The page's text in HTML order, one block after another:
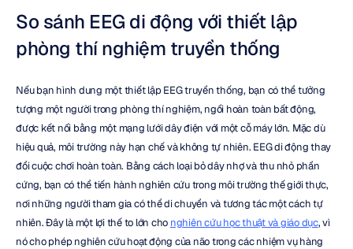
So sánh EEG di động với thiết lập
phòng thí nghiệm truyền thống
Nếu bạn hình dung một thiết lập EEG truyền thống, bạn có thể tưởng
tượng một người trong phòng thí nghiệm, ngồi hoàn toàn bất động,
được kết nối bằng một mạng lưới dây điện với một cỗ máy lớn. Mặc dù
hiệu quả, môi trường này hạn chế và không tự nhiên. EEG di động thay
đổi cuộc chơi hoàn toàn. Bằng cách loại bỏ dây nhợ và thu nhỏ phần
cứng, bạn có thể tiến hành nghiên cứu trong môi trường thế giới thực,
nơi những người tham gia có thể di chuyển và tương tác một cách tự
nhiên. Đây là một lợi thế to lớn cho nghiên cứu học thuật và giáo dục, vì
nó cho phép nghiên cứu hoạt động của não trong các nhiệm vụ hàng